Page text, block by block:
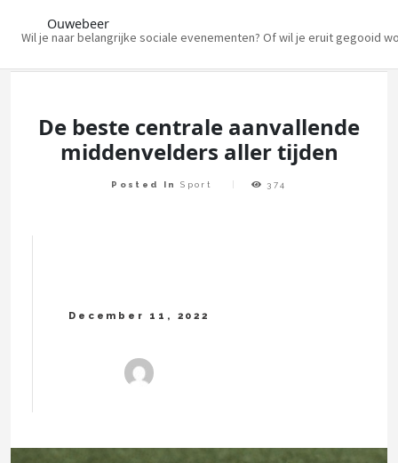
Ouwebeer
Wil je naar belangrijke sociale evenementen? Of wil je eruit gegooid
De beste centrale aanvallende
middenvelders aller tijden
Posted InSport 374